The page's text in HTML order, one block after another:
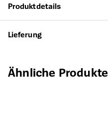
Produktdetails
Lieferung
Produktgalerie überspringen
Ähnliche Produkte